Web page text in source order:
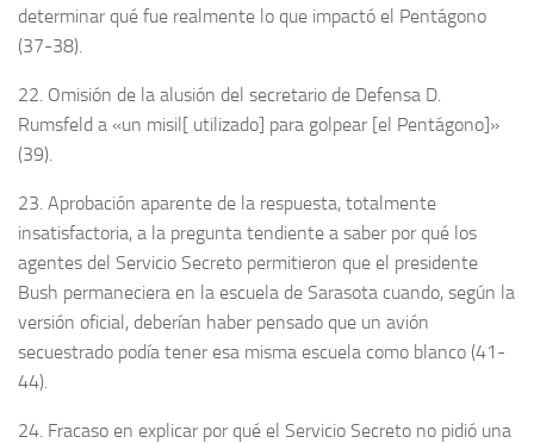
determinar qué fue realmente lo que impactó el Pentágono
(37-38).
22. Omisión de la alusión del secretario de Defensa D.
Rumsfeld a «un misil[ utilizado] para golpear [el Pentágono]»
(39).
23. Aprobación aparente de la respuesta, totalmente
insatisfactoria, a la pregunta tendiente a saber por qué los
agentes del Servicio Secreto permitieron que el presidente
Bush permaneciera en la escuela de Sarasota cuando, según la
versión oficial, deberían haber pensado que un avión
secuestrado podía tener esa misma escuela como blanco (41-
44).
24. Fracaso en explicar por qué el Servicio Secreto no pidió una